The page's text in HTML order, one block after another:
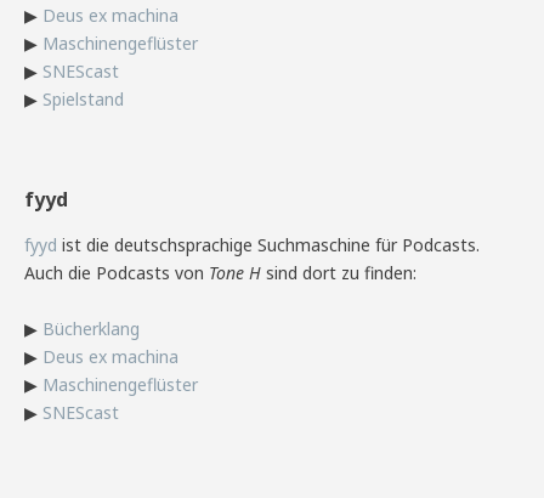
▶ Deus ex machina
▶ Maschinengeflüster
▶ SNEScast
▶ Spielstand
fyyd
fyyd ist die deutschsprachige Suchmaschine für Podcasts.
Auch die Podcasts von Tone H sind dort zu finden:
▶ Bücherklang
▶ Deus ex machina
▶ Maschinengeflüster
▶ SNEScast